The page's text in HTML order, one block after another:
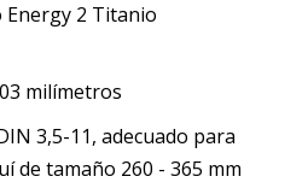
Energy 2 Titanio
milímetros
3,5-11, adecuado para
de tamaño 260 - 365 mm